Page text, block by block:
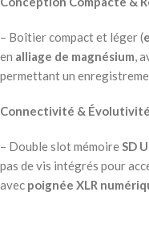
– Boîtier compact et léger (
en alliage de magnésium,
permettant un
Connectivité & Évolutivité
– Double slot mémoireSD
pas de vis intégrés pour
avec poignée XLR